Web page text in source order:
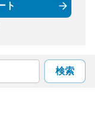
ト
検索